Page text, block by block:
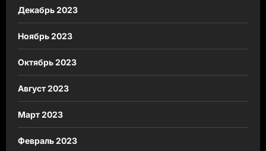
Декабрь 2023
Ноябрь 2023
Октябрь 2023
Август 2023
Март 2023
Февраль 2023